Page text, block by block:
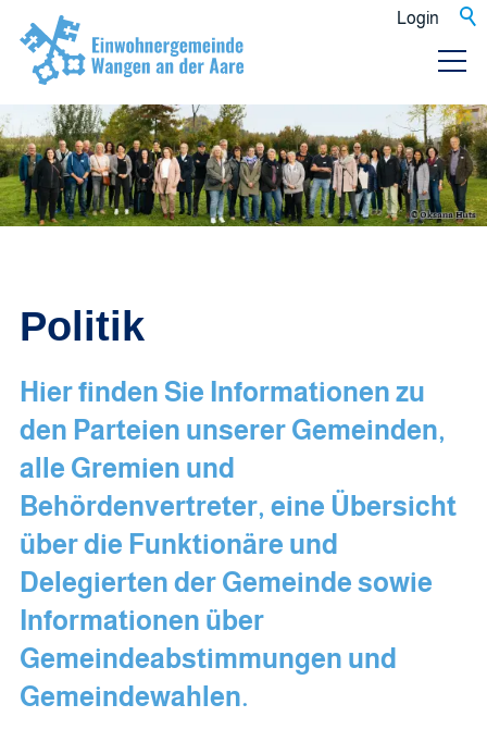
Login
Politik
Hier finden Sie Informationen zu
den Parteien unserer Gemeinden,
alle Gremien und
Behördenvertreter, eine Übersicht
über die Funktionäre und
Delegierten der Gemeinde sowie
Informationen über
Gemeindeabstimmungen und
Gemeindewahlen.